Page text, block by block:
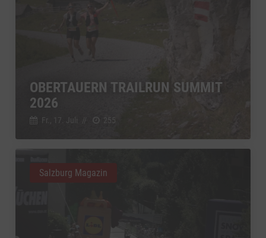
OBERTAUERN TRAILRUN SUMMIT
2026
Fr., 17. Juli // 255
Salzburg Magazin